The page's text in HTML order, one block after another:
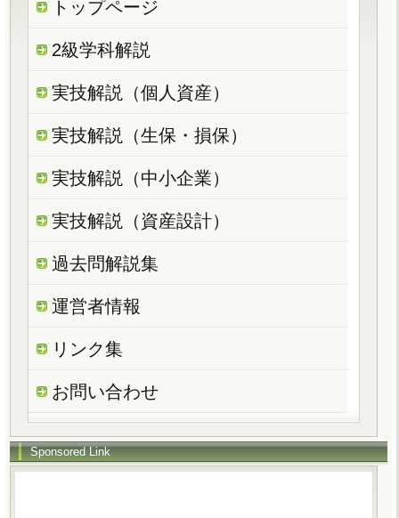
トップページ
2級学科解説
実技解説（個人資産）
実技解説（生保・損保）
実技解説（中小企業）
実技解説（資産設計）
過去問解説集
運営者情報
リンク集
お問い合わせ
Sponsored Link